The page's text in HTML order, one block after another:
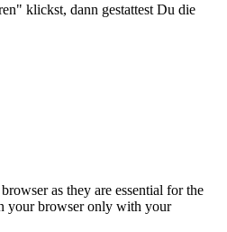
klickst, dann gestattest Du die
as they are essential for the
your browser only with your